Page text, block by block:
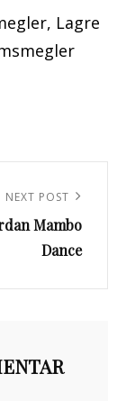
Lagre
NEXT POST
Mambo
Dance